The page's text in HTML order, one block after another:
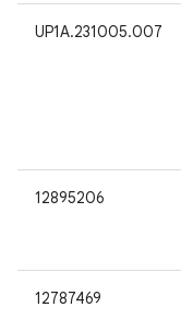
UP1A.231005.007
12895206
12787469